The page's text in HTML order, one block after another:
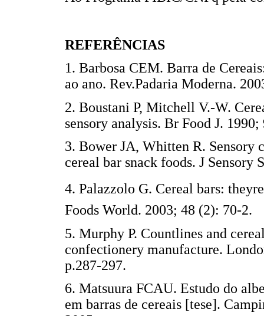
REFERÊNCIAS
1. Barbosa CEM. Barra de
ao ano. Rev.Padaria Moderna.
2. Boustani P, Mitchell V.-W.
sensory analysis. Br Food J.
3. Bower JA, Whitten R. Sensory
cereal bar snack foods. J
4. Palazzolo G. Cereal bars:
Foods World. 2003; 48 (2):
5. Murphy P. Countlines and
confectionery manufacture.
p.287-297.
6. Matsuura FCAU. Estudo do
em barras de cereais [tese].